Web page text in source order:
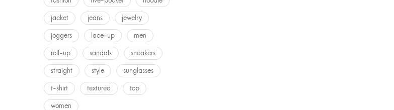
jacket jeans jewelry
joggers lace-up men
roll-up sandals sneakers
straight style sunglasses
t-shirt textured top
women